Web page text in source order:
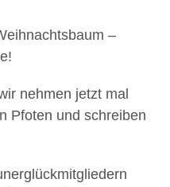
–
nehmen jetzt mal
Pfoten und schreiben